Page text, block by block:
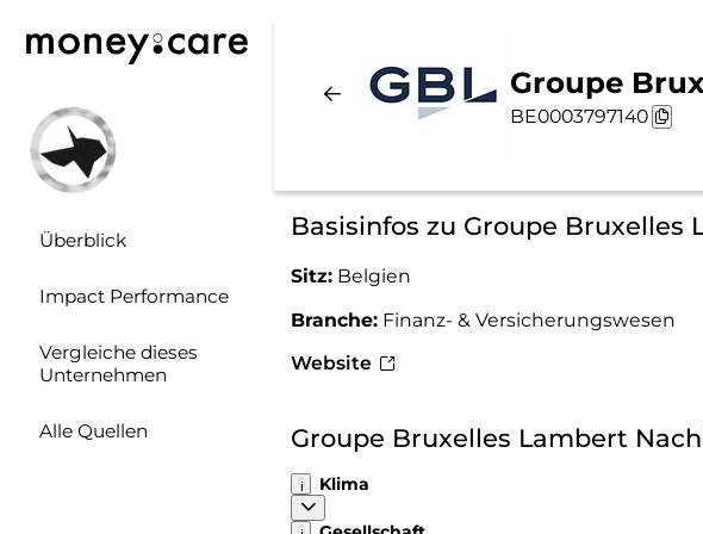
Überblick
Impact Performance
Vergleiche dieses
Unternehmen
Alle Quellen
Groupe
BE0003797140
Basisinfos zu Groupe Bruxelles
Sitz: Belgien
Branche: Finanz- & Versicherungswesen
Website
Groupe Bruxelles Lambert
Klima